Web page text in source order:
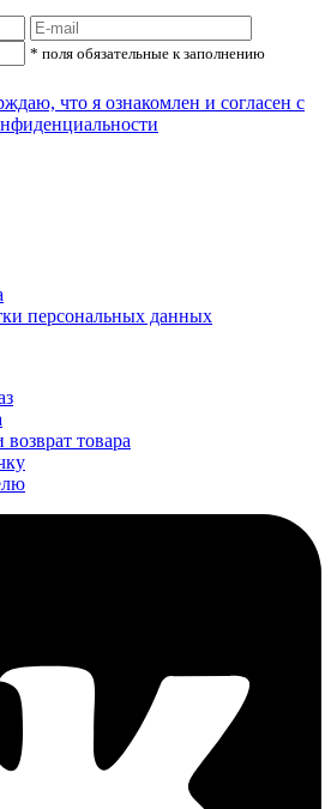
* поля обязательные к заполнению
что я ознакомлен и согласен с
персональных данных
товара